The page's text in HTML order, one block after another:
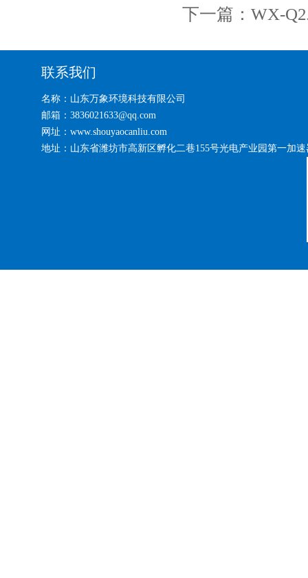
下一篇： WX-
联系我们
名称：山东万象环境科技有限公司
邮箱：3836021633@qq.com
网址：www.shouyaocanliu.com
地址：山东省潍坊市高新区孵化二巷155号光电产业园第一加